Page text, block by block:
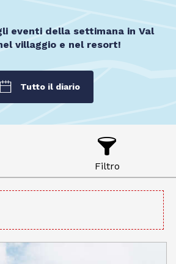
eventi della settimana in Val
villaggio e nel resort!
Tutto il diario
Filtro